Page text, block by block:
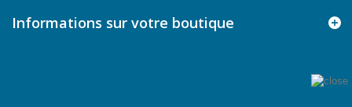
Informations sur votre boutique